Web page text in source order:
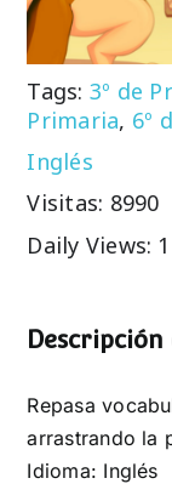
Tags: 3º de
Primaria, 6º
Inglés
Visitas: 8990
Daily Views: 1
Descripción
Repasa
arrastrando la
Idioma: Inglés